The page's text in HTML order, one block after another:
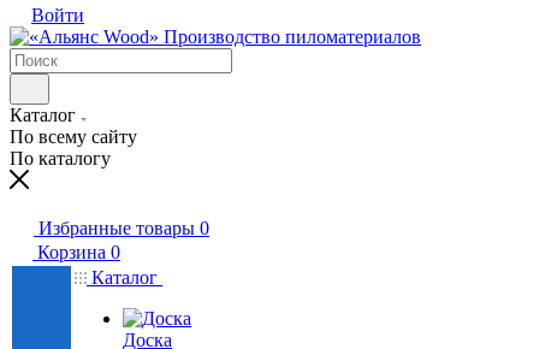
Войти
Производство пиломатериалов
Каталог
По всему сайту
По каталогу
Избранные товары 0
Корзина 0
Каталог
Доска